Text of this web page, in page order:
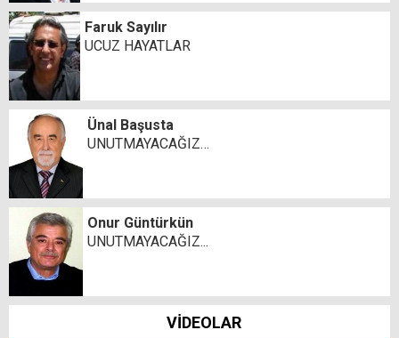
Faruk Sayılır
UCUZ HAYATLAR
Ünal Başusta
UNUTMAYACAĞIZ…
Onur Güntürkün
UNUTMAYACAĞIZ...
VİDEOLAR